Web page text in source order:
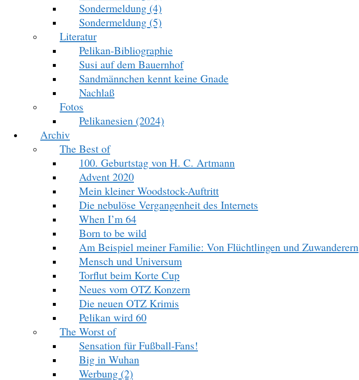
Sondermeldung (4)
Sondermeldung (5)
Literatur
Pelikan-Bibliographie
Susi auf dem Bauernhof
Sandmännchen kennt keine Gnade
Nachlaß
Fotos
Pelikanesien (2024)
Archiv
The Best of
100. Geburtstag von H. C. Artmann
Advent 2020
Mein kleiner Woodstock-Auftritt
Die nebulöse Vergangenheit des Internets
When I’m 64
Born to be wild
Am Beispiel meiner Familie: Von Flüchtlingen und Zuwanderern
Mensch und Universum
Torflut beim Korte Cup
Neues vom OTZ Konzern
Die neuen OTZ Krimis
Pelikan wird 60
The Worst of
Sensation für Fußball-Fans!
Big in Wuhan
Werbung (2)